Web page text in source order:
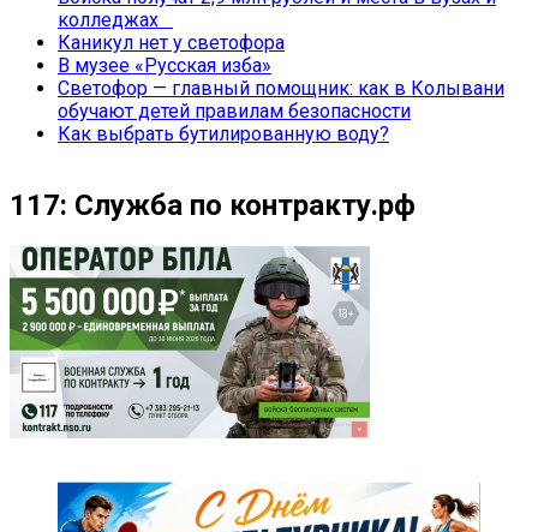
колледжах
Каникул нет у светофора
В музее «Русская изба»
Светофор — главный помощник: как в Колывани
обучают детей правилам безопасности
Как выбрать бутилированную воду?
117: Служба по контракту.рф